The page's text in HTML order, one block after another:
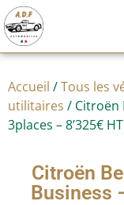
Accueil /Tous les
utilitaires / Citroën
3places – 8’325€ HT
Citroën
Business